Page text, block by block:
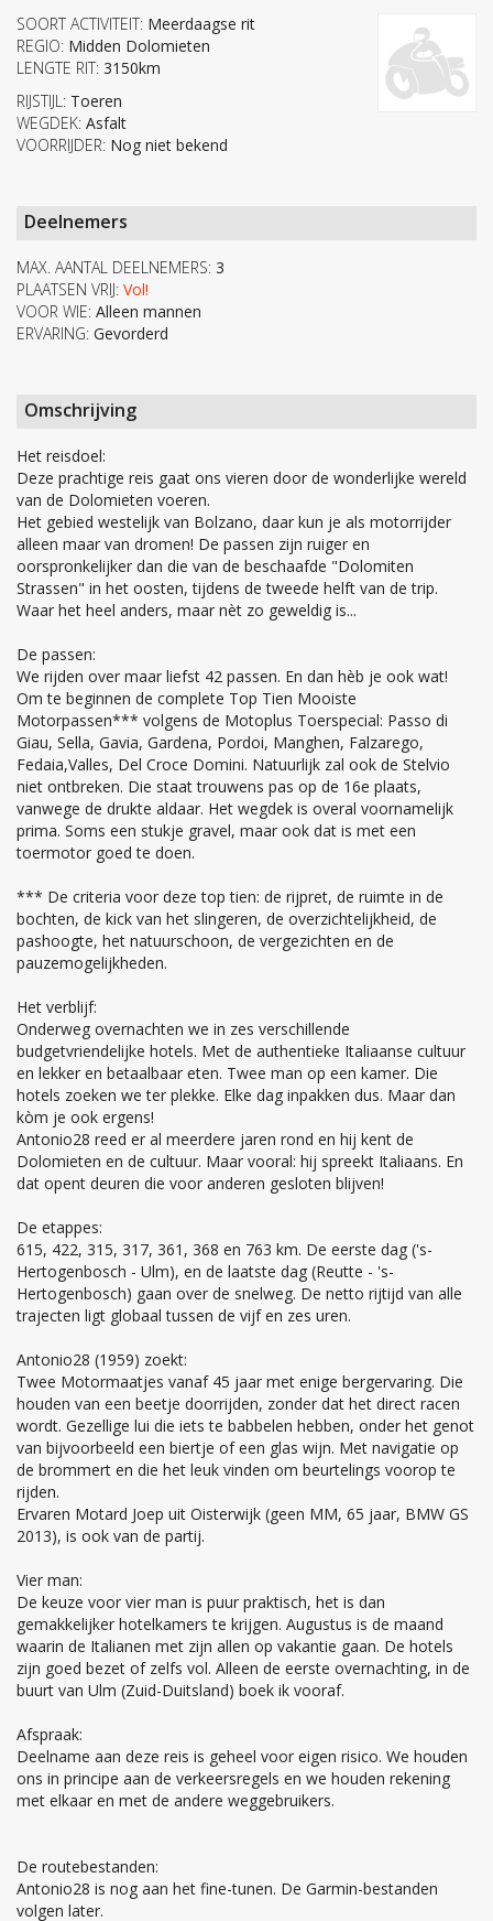
SOORT ACTIVITEIT: Meerdaagse rit
REGIO: Midden Dolomieten
LENGTE RIT: 3150km
RIJSTIJL: Toeren
WEGDEK: Asfalt
VOORRIJDER: Nog niet bekend
Deelnemers
MAX. AANTAL DEELNEMERS: 3
PLAATSEN VRIJ: Vol!
VOOR WIE: Alleen mannen
ERVARING: Gevorderd
Omschrijving
Het reisdoel:
Deze prachtige reis gaat ons vieren door de wonderlijke wereld
van de Dolomieten voeren.
Het gebied westelijk van Bolzano, daar kun je als motorrijder
alleen maar van dromen! De passen zijn ruiger en
oorspronkelijker dan die van de beschaafde "Dolomiten
Strassen" in het oosten, tijdens de tweede helft van de trip.
Waar het heel anders, maar nèt zo geweldig is...
De passen:
We rijden over maar liefst 42 passen. En dan hèb je ook wat!
Om te beginnen de complete Top Tien Mooiste
Motorpassen*** volgens de Motoplus Toerspecial: Passo di
Giau, Sella, Gavia, Gardena, Pordoi, Manghen, Falzarego,
Fedaia,Valles, Del Croce Domini. Natuurlijk zal ook de Stelvio
niet ontbreken. Die staat trouwens pas op de 16e plaats,
vanwege de drukte aldaar. Het wegdek is overal voornamelijk
prima. Soms een stukje gravel, maar ook dat is met een
toermotor goed te doen.
*** De criteria voor deze top tien: de rijpret, de ruimte in de
bochten, de kick van het slingeren, de overzichtelijkheid, de
pashoogte, het natuurschoon, de vergezichten en de
pauzemogelijkheden.
Het verblijf:
Onderweg overnachten we in zes verschillende
budgetvriendelijke hotels. Met de authentieke Italiaanse cultuur
en lekker en betaalbaar eten. Twee man op een kamer. Die
hotels zoeken we ter plekke. Elke dag inpakken dus. Maar dan
kòm je ook ergens!
Antonio28 reed er al meerdere jaren rond en hij kent de
Dolomieten en de cultuur. Maar vooral: hij spreekt Italiaans. En
dat opent deuren die voor anderen gesloten blijven!
De etappes:
615, 422, 315, 317, 361, 368 en 763 km. De eerste dag ('s-
Hertogenbosch - Ulm), en de laatste dag (Reutte - 's-
Hertogenbosch) gaan over de snelweg. De netto rijtijd van alle
trajecten ligt globaal tussen de vijf en zes uren.
Antonio28 (1959) zoekt:
Twee Motormaatjes vanaf 45 jaar met enige bergervaring. Die
houden van een beetje doorrijden, zonder dat het direct racen
wordt. Gezellige lui die iets te babbelen hebben, onder het genot
van bijvoorbeeld een biertje of een glas wijn. Met navigatie op
de brommert en die het leuk vinden om beurtelings voorop te
rijden.
Ervaren Motard Joep uit Oisterwijk (geen MM, 65 jaar, BMW GS
2013), is ook van de partij.
Vier man:
De keuze voor vier man is puur praktisch, het is dan
gemakkelijker hotelkamers te krijgen. Augustus is de maand
waarin de Italianen met zijn allen op vakantie gaan. De hotels
zijn goed bezet of zelfs vol. Alleen de eerste overnachting, in de
buurt van Ulm (Zuid-Duitsland) boek ik vooraf.
Afspraak:
Deelname aan deze reis is geheel voor eigen risico. We houden
ons in principe aan de verkeersregels en we houden rekening
met elkaar en met de andere weggebruikers.
De routebestanden:
Antonio28 is nog aan het fine-tunen. De Garmin-bestanden
volgen later.